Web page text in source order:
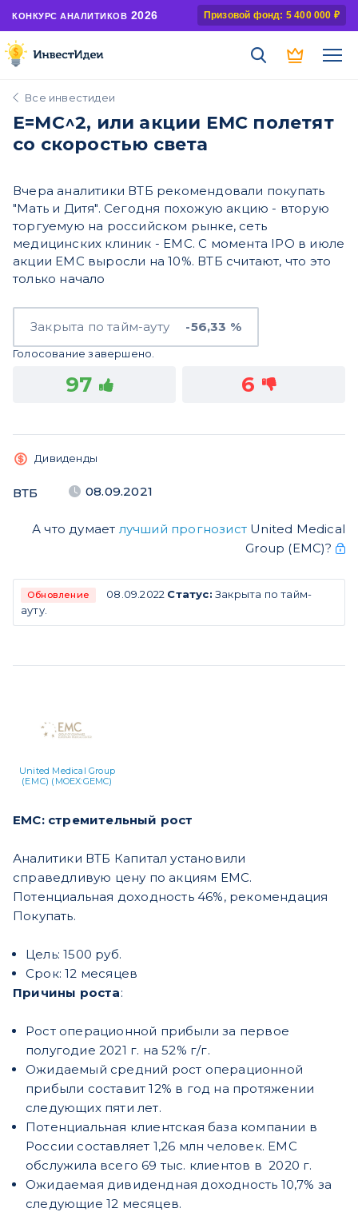
КОНКУРС АНАЛИТИКОВ 2026 Призовой фонд: 5 400 000 ₽
Все инвестидеи
Е=МС^2, или акции ЕМС полетят
со скоростью света
Вчера аналитики ВТБ рекомендовали покупать
"Мать и Дитя". Сегодня похожую акцию - вторую
торгуемую на российском рынке, сеть
медицинских клиник - ЕМС. С момента IPO в июле
акции EMC выросли на 10%. ВТБ считают, что это
только начало
Закрыта по тайм-ауту -56,33 %
Голосование завершено.
97 6
Дивиденды
ВТБ 08.09.2021
А что думает лучший прогнозист United Medical
Group (ЕМС)?
Обновление 08.09.2022 Статус: Закрыта по тайм-
ауту.
United Medical Group
(ЕМС) (MOEX:GEMC)
EMC: стремительный рост
Аналитики ВТБ Капитал установили
справедливую цену по акциям EMC.
Потенциальная доходность 46%, рекомендация
Покупать.
Цель: 1500 руб.
Срок: 12 месяцев
Причины роста:
Рост операционной прибыли за первое
полугодие 2021 г. на 52% г/г.
Ожидаемый средний рост операционной
прибыли составит 12% в год на протяжении
следующих пяти лет.
Потенциальная клиентская база компании в
России составляет 1,26 млн человек. EMC
обслужила всего 69 тыс. клиентов в 2020 г.
Ожидаемая дивидендная доходность 10,7% за
следующие 12 месяцев.